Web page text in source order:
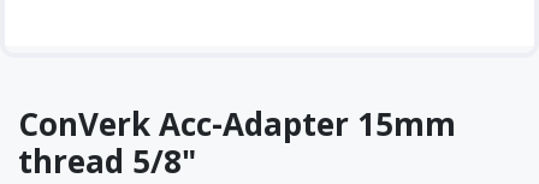
ConVerk Acc-Adapter 15mm
thread 5/8"